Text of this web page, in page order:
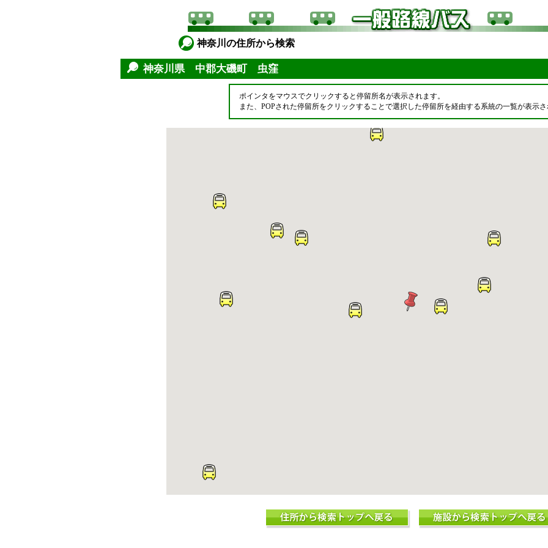
神奈川の住所から検索
神奈川県 中郡大磯町 虫窪
ポインタをマウスでクリックすると停留所名が表示されます。
また、POPされた停留所をクリックすることで選択した停留所を経由する系統の一覧が表示